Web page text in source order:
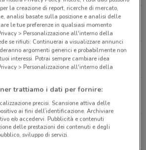
72 Ciampino
Kennedy, 17 Ciampino
Biroli, 37 Ciampino
162/164 Ciampino
la creazione di report, ricerche di mercato,
analisi basate sulla posizione e analisi delle
le tue preferenze in qualsiasi momento
> Personalizzazione all'interno della
se rifiuti: Continuerai a visualizzare annunci
argomenti generici e probabilmente non
interessi. Potrai sempre cambiare idea
> Personalizzazione all'interno della
trattiamo i dati per fornire:
precisi. Scansione attiva delle
ai fini dell’identificazione. Archiviare
e/o accedervi. Pubblicità e contenuti
delle prestazioni dei contenuti e degli
sviluppo di servizi.